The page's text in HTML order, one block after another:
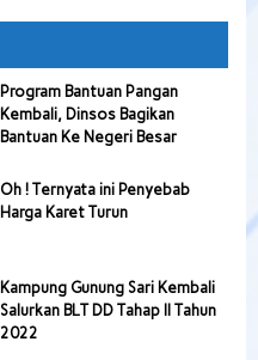
Program Bantuan Pangan
Kembali, Dinsos Bagikan
Bantuan Ke Negeri Besar
Oh ! Ternyata ini Penyebab
Harga Karet Turun
Kampung Gunung Sari Kembali
Salurkan BLT DD Tahap II Tahun
2022